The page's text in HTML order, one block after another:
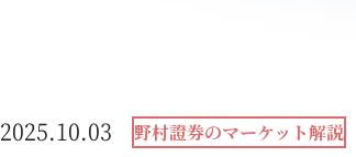
2025.10.03 野村證券のマーケット解説